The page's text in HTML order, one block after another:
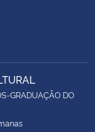
GRADUAÇÃO DO